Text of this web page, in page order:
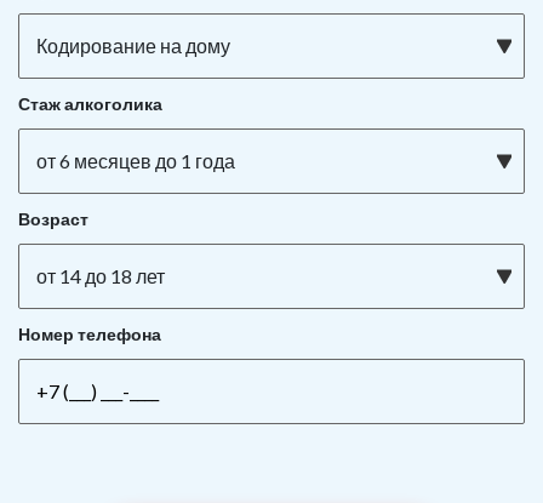
Кодирование на дому
Стаж алкоголика
от 6 месяцев до 1 года
Возраст
от 14 до 18 лет
Номер телефона